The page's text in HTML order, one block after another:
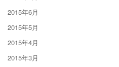
2015年6月
2015年5月
2015年4月
2015年3月